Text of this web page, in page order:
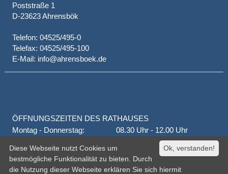
Poststraße 1
D-23623 Ahrensbök
Telefon: 04525/495-0
Telefax: 04525/495-100
E-Mail: info@ahrensboek.de
ÖFFNUNGSZEITEN DES RATHAUSES
Montag - Donnerstag:
08.30 Uhr - 12.00 Uhr
14.00 Uhr - 18.00 Uhr
jeden 1. und 3. Montag
16.00 Uhr - 18.00 Uhr
Freitag
geschlossen
Ok, verstanden!
Diese Webseite nutzt Cookies um
bestmögliche Funktionalität zu bieten. Durch
die Nutzung dieser Webseite erklären Sie sich hiermit